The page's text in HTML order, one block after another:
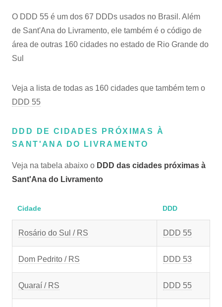
O DDD 55 é um dos 67 DDDs usados no Brasil. Além
de Sant'Ana do Livramento, ele também é o código de
área de outras 160 cidades no estado de Rio Grande do
Sul
Veja a lista de todas as 160 cidades que também tem o
DDD 55
DDD DE CIDADES PRÓXIMAS À
SANT'ANA DO LIVRAMENTO
Veja na tabela abaixo o DDD das cidades próximas à
Sant'Ana do Livramento
Cidade DDD
Rosário do Sul / RS DDD 55
Dom Pedrito / RS DDD 53
Quaraí / RS DDD 55